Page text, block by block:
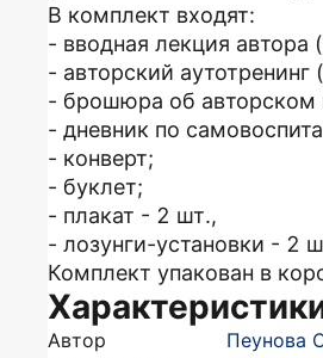
В комплект входят:
- вводная лекция автора
- авторский аутотренинг
- брошюра об авторском
- дневник по
- конверт;
- буклет;
- плакат - 2 шт.,
- лозунги-установки - 2
Комплект упакован в
Автор
Пеунова